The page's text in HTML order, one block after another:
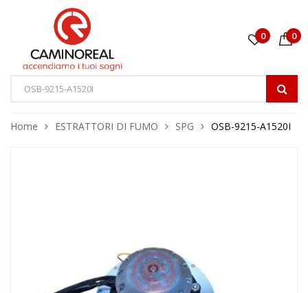
0 0
Home ESTRATTORI DI FUMO SPG OSB-9215-A1520I